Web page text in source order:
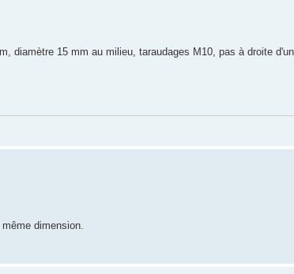
diamètre 15 mm au milieu, taraudages M10, pas à droite
dimension.